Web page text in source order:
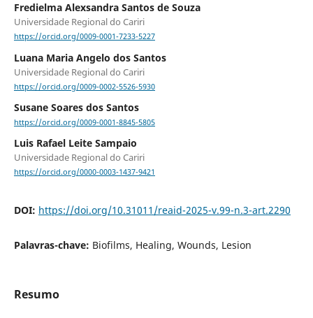
Fredielma Alexsandra Santos de Souza
Universidade Regional do Cariri
https://orcid.org/0009-0001-7233-5227
Luana Maria Angelo dos Santos
Universidade Regional do Cariri
https://orcid.org/0009-0002-5526-5930
Susane Soares dos Santos
https://orcid.org/0009-0001-8845-5805
Luis Rafael Leite Sampaio
Universidade Regional do Cariri
https://orcid.org/0000-0003-1437-9421
DOI: https://doi.org/10.31011/reaid-2025-v.99-n.3-art.2290
Palavras-chave: Biofilms, Healing, Wounds, Lesion
Resumo